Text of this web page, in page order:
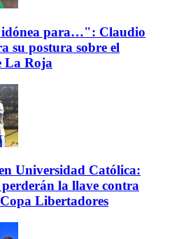
idónea para…": Claudio
su postura sobre el
La Roja
Universidad Católica:
perderán la llave contra
Libertadores